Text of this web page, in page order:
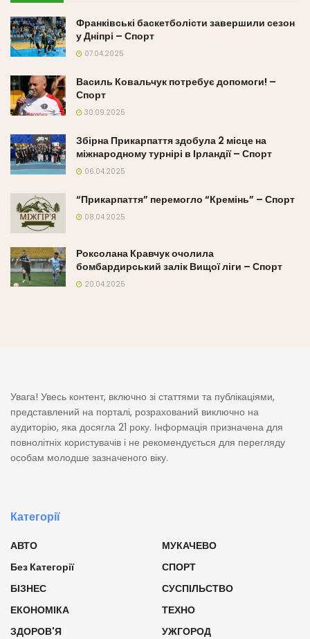
Франківські баскетболісти завершили сезон
у Дніпрі – Спорт
07.04.2025
Василь Ковальчук потребує допомоги! –
Спорт
30.09.2025
Збірна Прикарпаття здобула 2 місце на
міжнародному турнірі в Ірландії – Спорт
06.04.2025
“Прикарпаття” перемогло “Кремінь” – Спорт
08.04.2025
Роксолана Кравчук очолила
бомбардирський залік Вищої ліги – Спорт
20.04.2025
Увага! Увесь контент, включно зі статтями та публікаціями,
представлений на порталі, розрахований виключно на
аудиторію, яка досягла 21 року. Інформація призначена для
повнолітніх користувачів і не рекомендується для перегляду
особам молодше зазначеного віку.
Категорії
АВТО
Без Категорії
БІЗНЕС
ЕКОНОМІКА
ЗДОРОВ'Я
МУКАЧЕВО
СПОРТ
СУСПІЛЬСТВО
ТЕХНО
УЖГОРОД